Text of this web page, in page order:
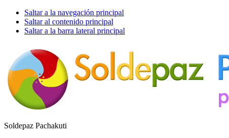
Saltar a la navegación principal
Saltar al contenido principal
Saltar a la barra lateral principal
Soldepaz Pachakuti